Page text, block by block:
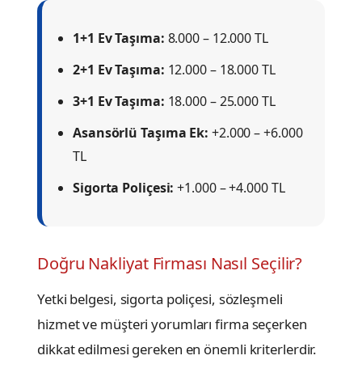
1+1 Ev Taşıma: 8.000 – 12.000 TL
2+1 Ev Taşıma: 12.000 – 18.000 TL
3+1 Ev Taşıma: 18.000 – 25.000 TL
Asansörlü Taşıma Ek: +2.000 – +6.000
TL
Sigorta Poliçesi: +1.000 – +4.000 TL
Doğru Nakliyat Firması Nasıl Seçilir?
Yetki belgesi, sigorta poliçesi, sözleşmeli
hizmet ve müşteri yorumları firma seçerken
dikkat edilmesi gereken en önemli kriterlerdir.